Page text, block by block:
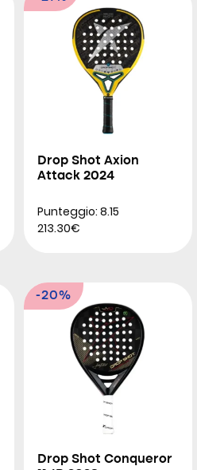
Drop Shot Axion
Attack 2024
Punteggio: 8.15
213.30€
-20%
Drop Shot Conqueror